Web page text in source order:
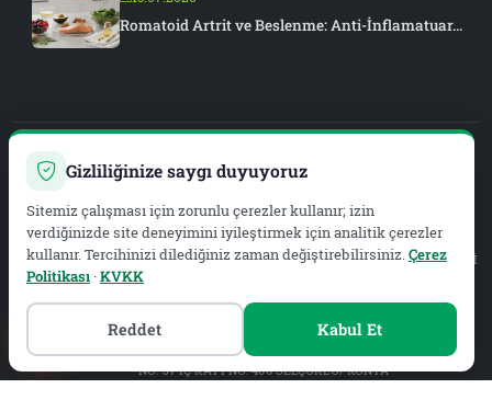
Romatoid Artrit ve Beslenme: Anti-İnflamatuar...
Yasal Hizmet Sağlayıcı:METAZEN BİLİŞİM VE DANIŞMANLIK LİMİTED ŞİRKETİ
Vergi Dairesi:Meram V.D.
Adres:
MALAZGİRT MAH. EYÜP SULTAN CAD. B BLOK 1.-2. GİRİŞLER B1. GİRİŞ
NO: 57 İÇ KAPI NO: 406 SELÇUKLU/ KONYA
WEB DEVELOPMENT & SEO
Gizliliğinize saygı duyuyoruz
Sitemiz çalışması için zorunlu çerezler kullanır; izin
verdiğinizde site deneyimini iyileştirmek için analitik çerezler
kullanır. Tercihinizi dilediğiniz zaman değiştirebilirsiniz.Çerez
Politikası ·KVKK
Reddet Kabul Et